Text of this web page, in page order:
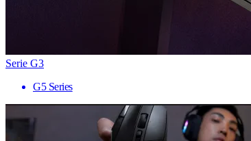
Serie G3
G5 Series